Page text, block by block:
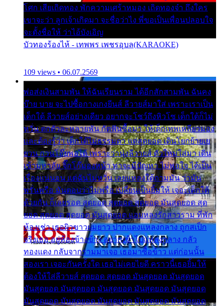
โศก เสียเถิดทอง พักความเศร้าหมอง เถิดทองจ๋า ถึงใคร
เขาจะว่า ลูกเจ้าเกิดมา จะชื่อว่าไง พี่ขอเป็นเพื่อนปลอบใจ
จะตั้งชื่อให้ ว่าไอ้บังเอิญ
บัวทองร้องไห้ - เทพพร เพชรอุบล(KARAOKE)
109 views • 06.07.2569
พ่อส่งเงินสามพัน ให้ฉันเรียนราม ได้อีกสักสามพัน ฉันคง
บ๊าย บาย จะไปซื้อกางเกงยีนส์ ลีวายส์มาใส่ เพราะเราเป็น
เด็กใต้ ลีวายส์อย่างเดียว อยากจะโชว์ถึงหิวโซ เด็กใต้ก็ไม่
หวั่น ตกตัวละหลายพัน กัดฟันซื้อมา ให้เด็กเทพเหลียวมอง
และต้องรู้ว่า เด็กใต้ไม่ธรรมดา แต่สุดยอด เดินโยกย้ายเย
ยวน กวนโอ๊ยพอได้ เพราะว่านุ่งลีวายส์ ตัวใหม่ใส่มา เดิน
เข้ามหาลัย จิ๊กโก๊มองหน้า ท่าจะมีปัญหา ไม่พอใจ ได้เป็น
เรื่องแน่นอน แต่ฉันไม่หวั่น เลยแหลงใต้ถามมัน ว่ามัน
พรั่นพรือ มันตอบว่าไม่พรื่อ เปลี่ยนเป็นยิ้มให้ เจอะเด็กใต้
ด้วยกัน ก็เลยรอด สุดยอด สุดยอด สุดยอด มันสุดยอด สุด
ยอด สุดยอด สุดยอด มันสุดยอด แอบหลงรักสาวราม ที่พัก
ห้องเช่า เธอผิวขาวผมยาว ปากแดงแหลงกลาง ถูกสเป็ก
จริงเธอ อยู่ห้องข้างข้าง อยากเข้าไปแหลงกลาง กลัว
ทองแดง กลับจากรามมาเจอ เธอมาซื้อข้าว แต่ก่อนนั้น
สองเรา เจอะกันครั้งใด เธอไม่เคยไยดี คราวนี้เธอยิ้มให้
ต้องให้ใส่ลีวายส์ สุดยอด สุดยอด มันสุดยอด มันสุดยอด
มันสุดยอด มันสุดยอด มันสุดยอด มันสุดยอด มันสุดยอด
มันสุดยอด มันสุดยอด มันสุดยอด มันสุดยอด มันสุดยอด